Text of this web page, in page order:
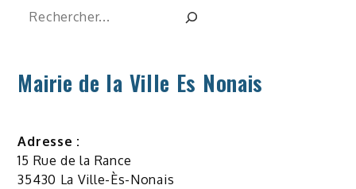
Rechercher
Mairie de la Ville Es Nonais
Adresse :
15 Rue de la Rance
35430 La Ville-Ès-Nonais